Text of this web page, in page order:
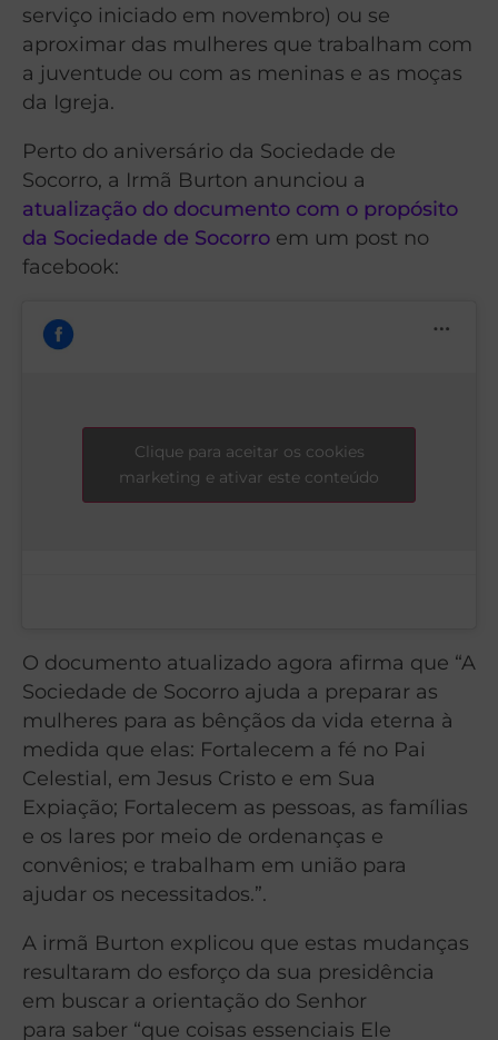
serviço iniciado em novembro) ou se
aproximar das mulheres que trabalham com
a juventude ou com as meninas e as moças
da Igreja.
Perto do aniversário da Sociedade de
Socorro, a Irmã Burton anunciou a
atualização do documento com o propósito
da Sociedade de Socorro em um post no
facebook:
Clique para aceitar os cookies
marketing e ativar este conteúdo
O documento atualizado agora afirma que “A
Sociedade de Socorro ajuda a preparar as
mulheres para as bênçãos da vida eterna à
medida que elas: Fortalecem a fé no Pai
Celestial, em Jesus Cristo e em Sua
Expiação; Fortalecem as pessoas, as famílias
e os lares por meio de ordenanças e
convênios; e trabalham em união para
ajudar os necessitados.”.
A irmã Burton explicou que estas mudanças
resultaram do esforço da sua presidência
em buscar a orientação do Senhor
para saber “que coisas essenciais Ele